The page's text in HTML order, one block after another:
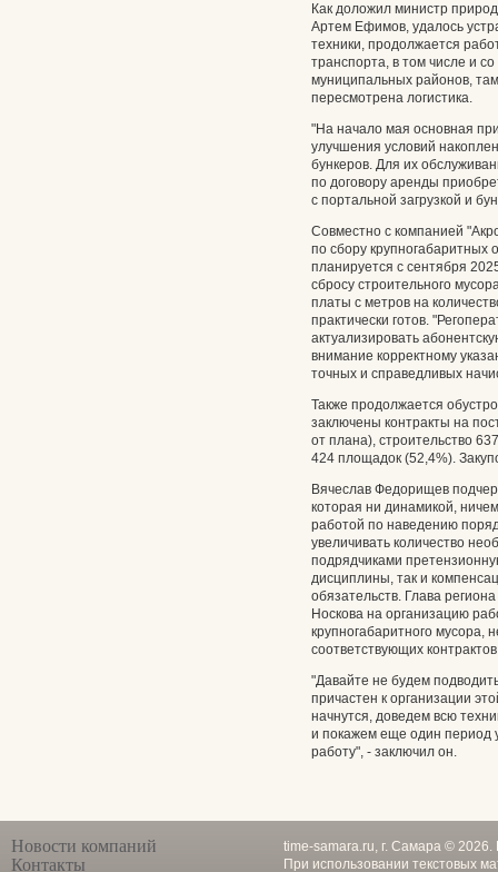
Как доложил министр
Артем Ефимов, удалось
техники, продолжается
транспорта, в том числе и
муниципальных районов,
пересмотрена логистика.
"На начало мая основная
улучшения условий
бункеров. Для их
по договору аренды
с портальной загрузкой и
Совместно с компанией
по сбору крупногабаритных
планируется с сентября
сбросу строительного
платы с метров на
практически готов.
актуализировать
внимание корректному
точных и справедливых
Также продолжается
заключены контракты на
от плана), строительство
424 площадок (52,4%).
Вячеслав Федорищев
которая ни динамикой,
работой по наведению
увеличивать количество
подрядчиками
дисциплины, так и
обязательств. Глава
Носкова на организацию
крупногабаритного мусора,
соответствующих
"Давайте не будем
причастен к организации
начнутся, доведем всю
и покажем еще один период
работу", - заключил он.
Новости компаний
Контакты
time-samara.ru, г. Самара ©
При использовании текстовых